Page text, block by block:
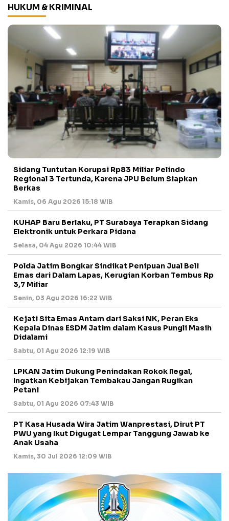
HUKUM & KRIMINAL
Sidang Tuntutan Korupsi Rp83 Miliar Pelindo
Regional 3 Tertunda, Karena JPU Belum Siapkan
Berkas
Kamis, 06 Agu 2026 15:18 WIB
KUHAP Baru Berlaku, PT Surabaya Terapkan Sidang
Elektronik untuk Perkara Pidana
Selasa, 04 Agu 2026 10:44 WIB
Polda Jatim Bongkar Sindikat Penipuan Jual Beli
Emas dari Dalam Lapas, Kerugian Korban Tembus Rp
3,7 Miliar
Senin, 03 Agu 2026 16:22 WIB
Kejati Sita Emas Antam dari Saksi NK, Peran Eks
Kepala Dinas ESDM Jatim dalam Kasus Pungli Masih
Didalami
Sabtu, 01 Agu 2026 12:19 WIB
LPKAN Jatim Dukung Penindakan Rokok Ilegal,
Ingatkan Kebijakan Tembakau Jangan Rugikan
Petani
Sabtu, 01 Agu 2026 07:43 WIB
PT Kasa Husada Wira Jatim Wanprestasi, Dirut PT
PWU yang Ikut Digugat Lempar Tanggung Jawab ke
Anak Usaha
Kamis, 30 Jul 2026 12:09 WIB